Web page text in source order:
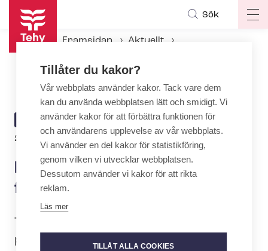
Hoppa
huvudinnehåll
Sök
Framsidan
Aktuellt
ARTICLE
CATEGORY
AKTUELLT
23.3.2022 | 7:22
Konsert med Lauri Tähkä just
för dig
Tehy erbjuder sina medlemmar en
privatkonsert med Lauri Tähkä på nätet
Tillåter du kakor?
Vår webbplats använder kakor. Tack vare dem
kan du använda webbplatsen lätt och smidigt. Vi
använder kakor för att förbättra funktionen för
och användarens upplevelse av vår webbplats.
Vi använder en del kakor för statistikföring,
genom vilken vi utvecklar webbplatsen.
Dessutom använder vi kakor för att rikta
reklam.
Läs mer
TILLÅT ALLA COOKIES